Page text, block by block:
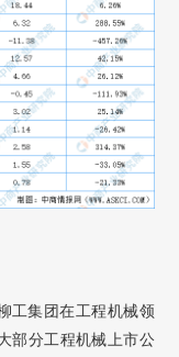
工集团在工程机械领
部分工程机械上市公